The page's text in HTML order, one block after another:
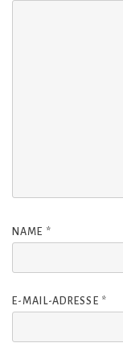
NAME *
E-MAIL-ADRESSE *